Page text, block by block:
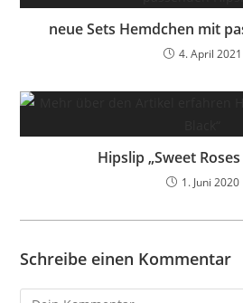
neue Sets Hemdchen mit
4. April 2021
Hipslip „Sweet
1. Juni 2020
Schreibe einen Kommentar
Kommentar